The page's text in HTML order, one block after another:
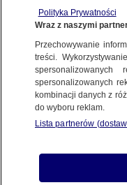
chwili
14.01.2017, 22:12
Udostępnij
Polityka Prywatności
Wraz z naszymi
Przechowywanie
treści.
spersonalizowanych
kombinacji danych z
do wyboru reklam.
Lista partnerów